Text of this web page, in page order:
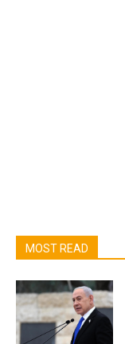
MOST READ